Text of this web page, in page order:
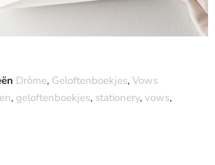
Drôme, Geloftenboekjes, Vows
, geloftenboekjes, stationery, vows,